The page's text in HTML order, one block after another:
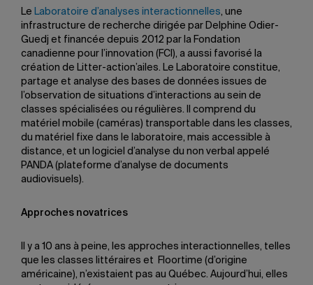
Le Laboratoire d’analyses interactionnelles, une
infrastructure de recherche dirigée par Delphine Odier-
Guedj et financée depuis 2012 par la Fondation
canadienne pour l’innovation (FCI), a aussi favorisé la
création de Litter-action’ailes. Le Laboratoire constitue,
partage et analyse des bases de données issues de
l’observation de situations d’interactions au sein de
classes spécialisées ou régulières. Il comprend du
matériel mobile (caméras) transportable dans les classes,
du matériel fixe dans le laboratoire, mais accessible à
distance, et un logiciel d’analyse du non verbal appelé
PANDA (plateforme d’analyse de documents
audiovisuels).
Approches novatrices
Il y a 10 ans à peine, les approches interactionnelles, telles
que les classes littéraires et Floortime (d’origine
américaine), n’existaient pas au Québec. Aujourd’hui, elles